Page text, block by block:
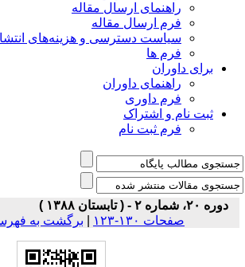
راهنمای ارسال مقاله
فرم ارسال مقاله
سیاست دسترسی و هزینه‌های انتشار
فرم ها
برای داوران
راهنمای داوران
فرم داوری
ثبت نام و اشتراک
فرم ثبت نام
دوره ۲۰، شماره ۲ - ( تابستان ۱۳۸۸ )
صفحات ۱۳۰-۱۲۳
| برگشت به